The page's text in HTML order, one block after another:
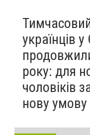
українців
року: для
чоловіків
нову умову